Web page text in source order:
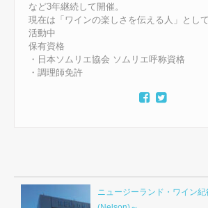
など3年継続して開催。
現在は「ワインの楽しさを伝える人」とし
活動中
保有資格
・日本ソムリエ協会 ソムリエ呼称資格
・調理師免許
ニュージーランド・ワイン